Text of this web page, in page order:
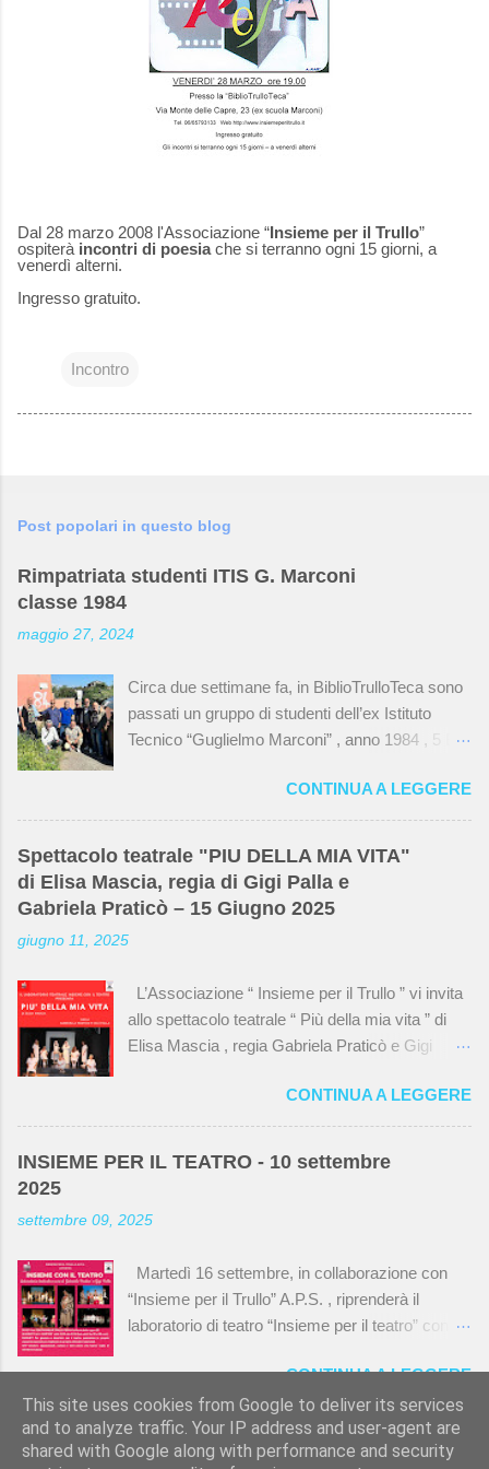
Dal 28 marzo 2008 l'Associazione “Insieme per il Trullo”
ospiterà incontri di poesiache si terranno ogni 15 giorni, a
venerdì alterni.
Ingresso gratuito.
Incontro
Post popolari in questo blog
Rimpatriata studenti ITIS G. Marconi
classe 1984
maggio 27, 2024
Circa due settimane fa, in BiblioTrulloTeca sono
passati un gruppo di studenti dell’ex Istituto
Tecnico “Guglielmo Marconi” , anno 1984 , 5 B ,
dopo quarant’anni dal diploma che li ha portati a
visitare la loro vecchia scuola che ormai non
esiste più. I locali sono stati dati in gestione a
varie associazioni, tra cui l’ Associazione
“Insieme per il Trullo” che si occupa della
BiblioTrulloTeca , e spesso hanno mantenuto la
biblioteca sono rimasti gli stessi mentre nella
sala teatro , gli ex studenti hanno ricordato che
al centro correva uno scolo dove probabilmente
coperto dal nuovo pavimento. Qui sotto una
carrellata di foto, un pezzetto di storia del Trullo
e anche della biblioteca. Foto di gruppo. I
ricordavano di essere quindici in classe ma
CONTINUA A LEGGERE
Spettacolo teatrale "PIU DELLA MIA VITA"
di Elisa Mascia, regia di Gigi Palla e
Gabriela Praticò – 15 Giugno 2025
giugno 11, 2025
L’Associazione “ Insieme per il Trullo ” vi invita
allo spettacolo teatrale “ Più della mia vita ” di
Elisa Mascia , regia Gabriela Praticò e Gigi
Monte delle Capre, 23 domenica 15 giugno alle
ore 18:00 e alle ore 21:00 Ingresso libero fino a
esaurimento posti, gradita la prenotazione. Dopo
CONTINUA A LEGGERE
INSIEME PER IL TEATRO - 10 settembre
2025
settembre 09, 2025
Martedì 16 settembre, in collaborazione con
“Insieme per il Trullo” A.P.S. , riprenderà il
laboratorio di teatro “Insieme per il teatro” con
19.30 - - martedì 23 ore 19.30 - - martedì
30 ore 19.30 Gli incontri si svolgeranno c/o la
sala teatro della BiblioTrulloTeca di Via Monte
delle Capre, 23. Info, prenotazioni per le prove
CONTINUA A LEGGERE
This site uses cookies from Google to deliver its services
and to analyze traffic. Your IP address and user-agent are
shared with Google along with performance and security